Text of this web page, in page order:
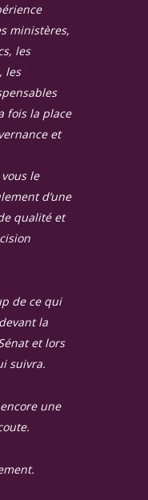
ministères,
les
les
fois la place
et
le
d’une
qualité et
de ce qui
la
et lors
suivra.
une